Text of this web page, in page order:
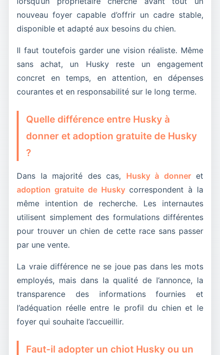
nouveau foyer capable d’offrir un cadre stable,
disponible et adapté aux besoins du chien.
Il faut toutefois garder une vision réaliste. Même
sans achat, un Husky reste un engagement
concret en temps, en attention, en dépenses
courantes et en responsabilité sur le long terme.
Quelle différence entre Husky à
donner et adoption gratuite de Husky
?
Dans la majorité des cas, Husky à donneret
adoption gratuite de Huskycorrespondent à la
même intention de recherche. Les internautes
utilisent simplement des formulations différentes
pour trouver un chien de cette race sans passer
par une vente.
La vraie différence ne se joue pas dans les mots
employés, mais dans la qualité de l’annonce, la
transparence des informations fournies et
l’adéquation réelle entre le profil du chien et le
foyer qui souhaite l’accueillir.
Faut-il adopter un chiot Husky ou un